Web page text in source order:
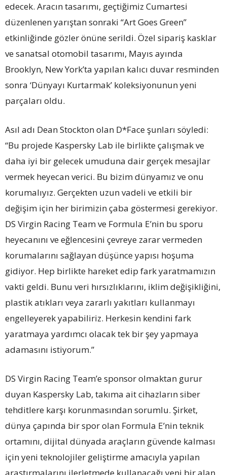
edecek. Aracın tasarımı, geçtiğimiz Cumartesi
düzenlenen yarıştan sonraki “Art Goes Green”
etkinliğinde gözler önüne serildi. Özel sipariş kasklar
ve sanatsal otomobil tasarımı, Mayıs ayında
Brooklyn, New York’ta yapılan kalıcı duvar resminden
sonra ‘Dünyayı Kurtarmak’ koleksiyonunun yeni
parçaları oldu.
Asıl adı Dean Stockton olan D*Face şunları söyledi:
“Bu projede Kaspersky Lab ile birlikte çalışmak ve
daha iyi bir gelecek umuduna dair gerçek mesajlar
vermek heyecan verici. Bu bizim dünyamız ve onu
korumalıyız. Gerçekten uzun vadeli ve etkili bir
değişim için her birimizin çaba göstermesi gerekiyor.
DS Virgin Racing Team ve Formula E’nin bu sporu
heyecanını ve eğlencesini çevreye zarar vermeden
korumalarını sağlayan düşünce yapısı hoşuma
gidiyor. Hep birlikte hareket edip fark yaratmamızın
vakti geldi. Bunu veri hırsızlıklarını, iklim değişikliğini,
plastik atıkları veya zararlı yakıtları kullanmayı
engelleyerek yapabiliriz. Herkesin kendini fark
yaratmaya yardımcı olacak tek bir şey yapmaya
adamasını istiyorum.”
DS Virgin Racing Team’e sponsor olmaktan gurur
duyan Kaspersky Lab, takıma ait cihazların siber
tehditlere karşı korunmasından sorumlu. Şirket,
dünya çapında bir spor olan Formula E’nin teknik
ortamını, dijital dünyada araçların güvende kalması
için yeni teknolojiler geliştirme amacıyla yapılan